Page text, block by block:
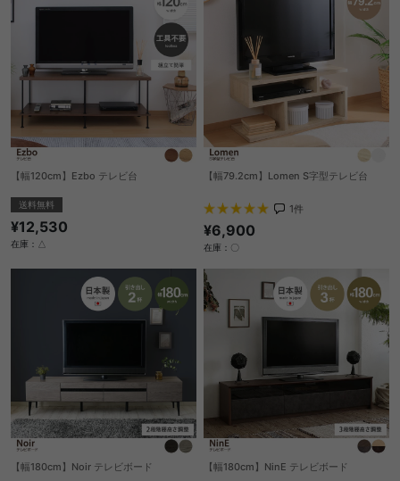
【幅120cm】Ezbo テレビ台
送料無料
¥12,530
在庫：△
【幅79.2cm】Lomen S字型テレビ台
1件
¥6,900
在庫：〇
【幅180cm】Noir テレビボード 【幅180cm】NinE テレビボード